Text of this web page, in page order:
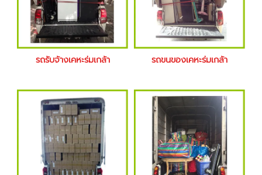
รถรับจ้างเคหะร่มเกล้า รถขนของเคหะร่มเกล้า